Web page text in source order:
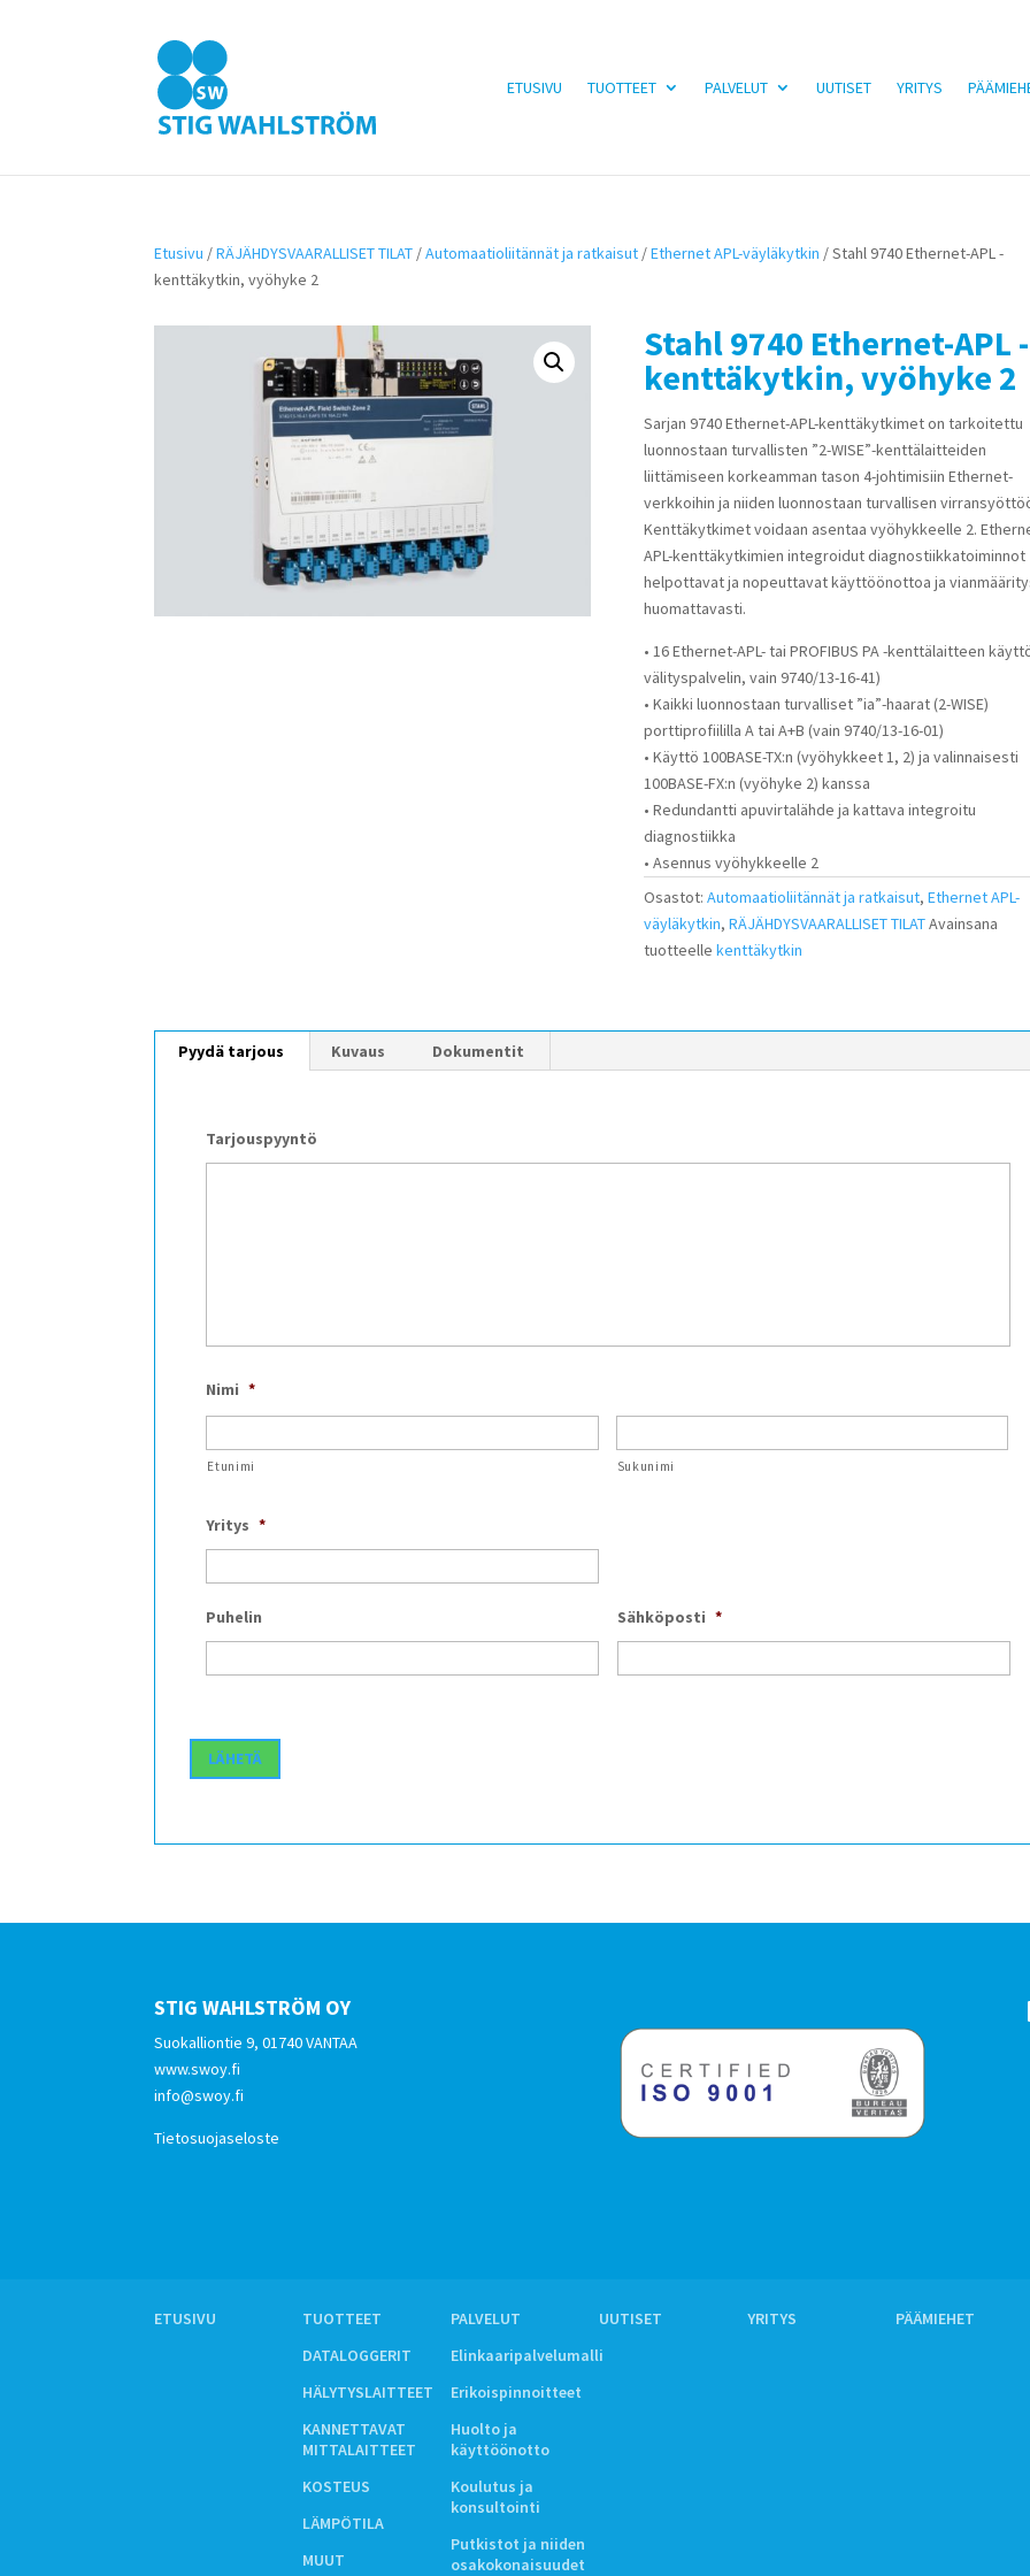
ETUSIVU TUOTTEET PALVELUT UUTISET YRITYS
Etusivu /RÄJÄHDYSVAARALLISET TILAT /Automaatioliitännät ja ratkaisut /Ethernet APL-väyläkytkin / Stahl 9740 Ethernet-APL -
kenttäkytkin, vyöhyke 2
Stahl 9740 Ethernet-APL -
kenttäkytkin, vyöhyke 2
Sarjan 9740 Ethernet-APL-kenttäkytkimet on tarkoitettu
luonnostaan turvallisten ”2-WISE”-kenttälaitteiden
liittämiseen korkeamman tason 4-johtimisiin Ethernet-
verkkoihin ja niiden luonnostaan turvallisen
Kenttäkytkimet voidaan asentaa vyöhykkeelle 2.
APL-kenttäkytkimien integroidut diagnostiikkatoiminnot
helpottavat ja nopeuttavat käyttöönottoa ja
huomattavasti.
• 16 Ethernet-APL- tai PROFIBUS PA -kenttälaitteen
välityspalvelin, vain 9740/13-16-41)
• Kaikki luonnostaan turvalliset ”ia”-haarat (2-WISE)
porttiprofiililla A tai A+B (vain 9740/13-16-01)
• Käyttö 100BASE-TX:n (vyöhykkeet 1, 2) ja valinnaisesti
100BASE-FX:n (vyöhyke 2) kanssa
• Redundantti apuvirtalähde ja kattava integroitu
diagnostiikka
• Asennus vyöhykkeelle 2
Osastot:Automaatioliitännät ja ratkaisut,Ethernet APL-
väyläkytkin,RÄJÄHDYSVAARALLISET TILATAvainsana
tuotteellekenttäkytkin
Pyydä tarjous Kuvaus Dokumentit
Tarjouspyyntö
Nimi *
Etunimi Sukunimi
Yritys *
Puhelin Sähköposti *
STIG WAHLSTRÖM OY
Suokalliontie 9, 01740 VANTAA
www.swoy.fi
info@swoy.fi
Tietosuojaseloste
ETUSIVU
TUOTTEET
DATALOGGERIT
HÄLYTYSLAITTEET
KANNETTAVAT
MITTALAITTEET
KOSTEUS
LÄMPÖTILA
MUUT
PALVELUT
Elinkaaripalvelumalli
Erikoispinnoitteet
Huolto ja
käyttöönotto
Koulutus ja
konsultointi
Putkistot ja niiden
osakokonaisuudet
UUTISET YRITYS PÄÄMIEHET